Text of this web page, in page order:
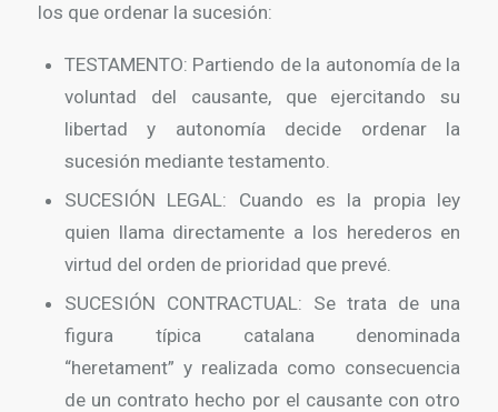
los que ordenar la sucesión:
TESTAMENTO: Partiendo de la autonomía de la
voluntad del causante, que ejercitando su
libertad y autonomía decide ordenar la
sucesión mediante testamento.
SUCESIÓN LEGAL: Cuando es la propia ley
quien llama directamente a los herederos en
virtud del orden de prioridad que prevé.
SUCESIÓN CONTRACTUAL: Se trata de una
figura típica catalana denominada
“heretament” y realizada como consecuencia
de un contrato hecho por el causante con otro